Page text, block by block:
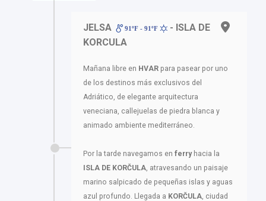
JELSA 91ºF - 91ºF
- ISLA DE
KORCULA
Mañana libre en HVAR para pasear por uno
de los destinos más exclusivos del
Adriático, de elegante arquitectura
veneciana, callejuelas de piedra blanca y
animado ambiente mediterráneo.
Por la tarde navegamos en ferry hacia la
ISLA DE KORČULA , atravesando un paisaje
marino salpicado de pequeñas islas y aguas
azul profundo. Llegada a KORČULA , ciudad